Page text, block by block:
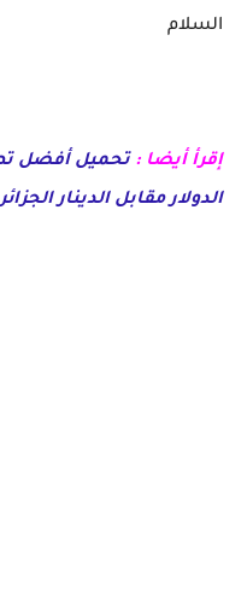
السلام
إقرأ أيضا : تحميل أفضل
الدولار مقابل الدينار